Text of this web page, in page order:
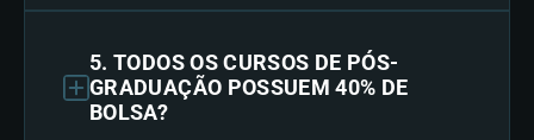
5. TODOS OS CURSOS DE PÓS-
GRADUAÇÃO POSSUEM 40% DE
BOLSA?